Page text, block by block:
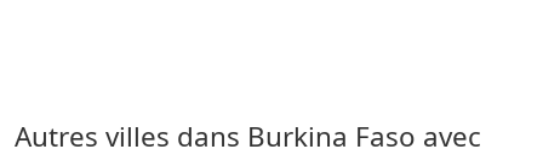
Autres villes dans Burkina Faso avec